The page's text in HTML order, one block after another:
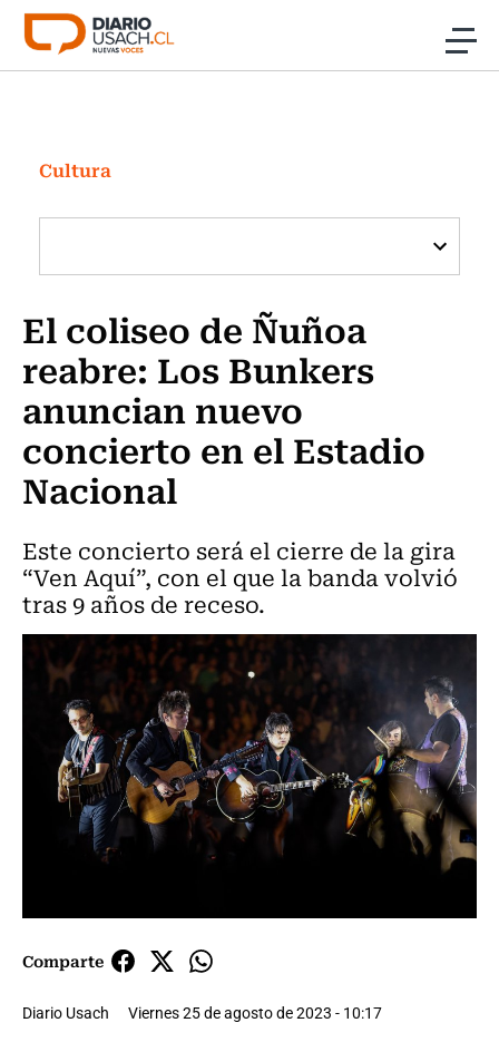
Click acá para ir directamente al contenido
Investigación
Cultura
Programas Radio y TV Usach
Cultura
El coliseo de Ñuñoa
reabre: Los Bunkers
anuncian nuevo
concierto en el Estadio
Nacional
Este concierto será el cierre de la gira
“Ven Aquí”, con el que la banda volvió
tras 9 años de receso.
Comparte
Diario Usach Viernes 25 de agosto de 2023 - 10:17